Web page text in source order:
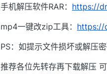
手机解压软件RAR： https://
mp4一键改zip工具： https://
PS：如提示文件损坏或解压
推荐各位先转存再下载解压